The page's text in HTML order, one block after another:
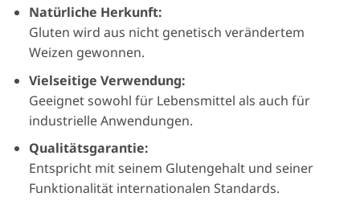
Natürliche Herkunft:
Gluten wird aus nicht genetisch verändertem
Weizen gewonnen.
Vielseitige Verwendung:
Geeignet sowohl für Lebensmittel als auch für
industrielle Anwendungen.
Qualitätsgarantie:
Entspricht mit seinem Glutengehalt und seiner
Funktionalität internationalen Standards.